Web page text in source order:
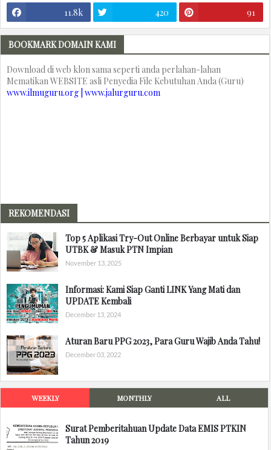
11.8k 420 91
BOOKMARK DOMAIN KAMI
Download di web klon sama seperti anda perlahan-lahan
Mematikan WEBSITE asli Penyedia File Kebutuhan Anda (Guru)
www.ilmuguru.org | www.jalurguru.com
REKOMENDASI
Top 5 Aplikasi Try-Out Online Berbayar untuk Siap
UTBK & Masuk PTN Impian
November 13, 2025
Informasi: Kami Siap Ganti LINK Yang Mati dan
UPDATE Kembali
December 13, 2024
Aturan Baru PPG 2023, Para Guru Wajib Anda Tahu!
December 03, 2022
WEEKLY MONTHLY ALL
Surat Pemberitahuan Update Data EMIS PTKIN
Tahun 2019